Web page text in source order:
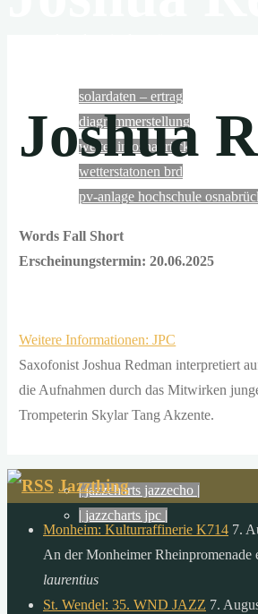
empfangen
stunden
mehr
einem
ganzen
verbraucht.
solardaten – ertrag
diagrammerstellung
wetter in osnabrück
wetterstatonen brd
pv-anlage hochschule
schon gesehen …?
musik – rückblicke
| jazzcharts jazzecho |
| jazzcharts jpc |
Joshua
Words Fall Short
Erscheinungstermin: 20.06.2025
Weitere Informationen: JPC
Saxofonist Joshua Redman interpretiert
die Aufnahmen durch das Mitwirken
Trompeterin Skylar Tang Akzente.
Jazzthing
Monheim: Kulturraffinerie K714 7.
An der Monheimer
laurentius
St. Wendel: 35. WND JAZZ 7.